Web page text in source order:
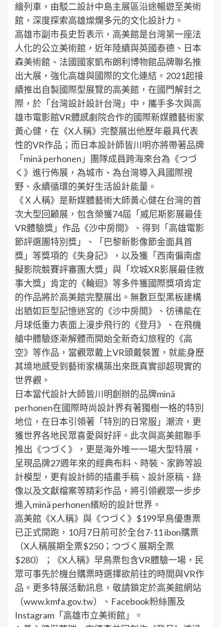
繪列車，由駁二設計中島主展區沿途暢遊至美術
館，深度探索高雄燦爛多元的文化設計力。
高雄市副市長史哲表示，高美館是台灣第一座法
人化的公立美術館，近年陸續與英國泰德、日本
森美術館、法國國家凱布朗利博物館品牌聯名推
出大展，強化高雄與國際的文化連結。2021起接
續推出自製國際型展覽的高美館，在國門解封之
際，於「台灣設計設計台灣」中，攜手多次與高
雄市電影館VR體感劇院合作的國際新媒體藝術家
黃心健，在《X人稱》完整展出他歷年最具代表
性的VR作品；而日本設計師皆川明亦將帶著品牌
「minä perhonen」團隊成員跨海來台為《つづ
く》進行佈展，為城市、為台灣導入具國際視
野、永續循環的美好生活設計能量。
《Ｘ人稱》是新媒體藝術大師黃心健在台灣的首
次大型回顧展，包含榮獲74屆「威尼斯影展最佳
VR體驗獎」作品《沙中房間》、得到「高雄電影
節評選團特別獎」、「巴黎新影像節金面具首
獎」等獎項的《失身記》，以及獲「西南偏南虛
擬影院競賽評審團大獎」與「坎城XR影展最佳敘
事大獎」肯定的《輪迴》等多件獲國際獎項肯定
的作品將於高美館完整展出。無數巨型黑板建構
出猶如巨型記憶迷宮的《沙中房間》、彷彿能在
月球低重力表面上漫步飛行的《登月》、在飛機
艙中體驗逐漸解體而開始全新奇幻旅程的《高
空》等作品，當觀眾戴上VR頭戴裝置，就能身歷
其境地感受到藝術家構築出來既真實卻超現實的
世界觀。
日本當代設計大師皆川明創辦的品牌minä
perhonen在國際時尚設計界有著獨樹一格的特別
地位，在日本引領著「特別的日常服」潮流，更
獲世界各地民眾喜愛與好評。此次與高美館聯手
推出《つづく》，更是海外唯一一場大型特展，
呈現品牌27週年來的經典布料、時裝、家飾等設
計模型，更有設計師的插畫手稿、設計原稿、錄
像以及文獻檔案等精彩作品，將引領觀眾一步步
進入minä perhonen繽紛的設計世界。
高美館《X人稱》與《つづく》$199早鳥優惠票
已正式開跑，10月7日前可於全台7-11 ibon購票
（X人稱展期全票$250；つづく展期全票
$280）；《X人稱》早鳥票包含VR體驗一場，民
眾可事先於機台購票時選擇欲前往的時間與VR作
品。更多特展活動訊息，敬請鎖定於高美館網站
（www.kmfa.gov.tw）、Facebook粉絲團及
Instagram「高雄市立美術館」。